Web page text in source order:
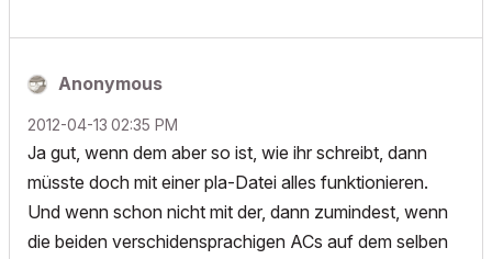
Anonymous
‎2012-04-13 02:35 PM
Ja gut, wenn dem aber so ist, wie ihr schreibt, dann
müsste doch mit einer pla-Datei alles funktionieren.
Und wenn schon nicht mit der, dann zumindest, wenn
die beiden verschidensprachigen ACs auf dem selben